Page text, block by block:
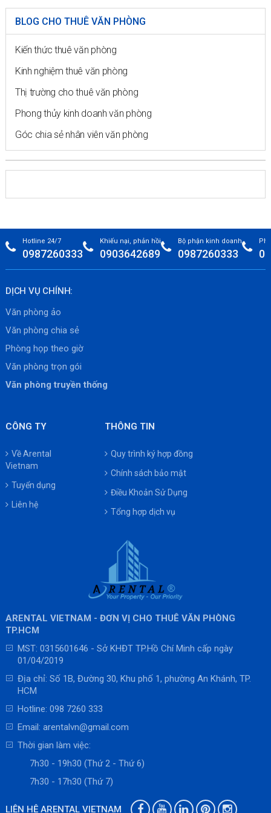
BLOG CHO THUÊ VĂN PHÒNG
Kiến thức thuê văn phòng
Kinh nghiệm thuê văn phòng
Thị trường cho thuê văn phòng
Phong thủy kinh doanh văn phòng
Góc chia sẻ nhân viên văn phòng
Hotline 24/7
0987260333
Khiếu nại, phản hồi
0903642689
Bộ phận kinh doanh
0987260333
DỊCH VỤ CHÍNH:
Văn phòng ảo
Văn phòng chia sẻ
Phòng họp theo giờ
Văn phòng trọn gói
Văn phòng truyền thống
CÔNG TY
Về Arental
Vietnam
Tuyển dụng
Liên hệ
THÔNG TIN
Quy trình ký hợp đồng
Chính sách bảo mật
Điều Khoản Sử Dụng
Tổng hợp dịch vụ
ARENTAL VIETNAM - ĐƠN VỊ CHO THUÊ VĂN PHÒNG
TP.HCM
MST: 0315601646 - Sở KHĐT TP.Hồ Chí Minh cấp ngày
01/04/2019
Địa chỉ: Số 1B, Đường 30, Khu phố 1, phường An Khánh, TP.
HCM
Hotline: 098 7260 333
Email: arentalvn@gmail.com
Thời gian làm việc:
7h30 - 19h30 (Thứ 2 - Thứ 6)
7h30 - 17h30 (Thứ 7)
LIÊN HỆ ARENTAL VIETNAM